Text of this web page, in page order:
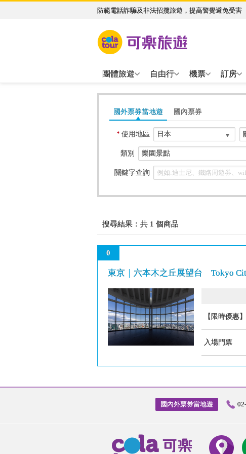
防範電話詐騙及非法招攬旅遊，提高警覺避免受害
團體旅遊 自由行 機票 訂房
國外票券當地遊 國內票券
* 使用地區 日本
類別 樂園景點
關鍵字查詢
搜尋結果：共 1 個商品
0
東京｜六本木之丘展望台 Tokyo
【限時優惠
入場門票
國內外票券當地遊